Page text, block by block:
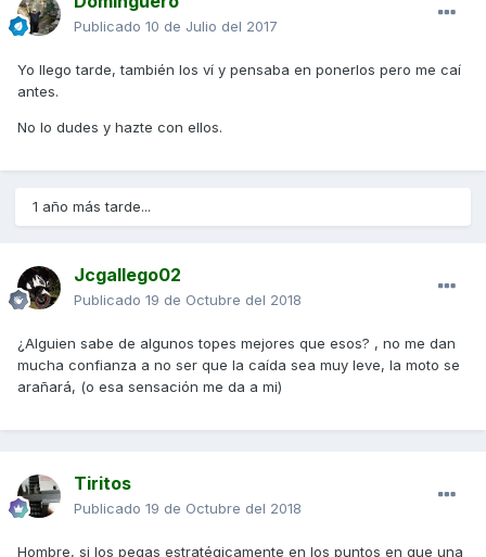
Publicado 10 de Julio del 2017
Yo llego tarde, también los ví y pensaba en ponerlos pero me caí
antes.
No lo dudes y hazte con ellos.
1 año más tarde...
Jcgallego02
Publicado 19 de Octubre del 2018
¿Alguien sabe de algunos topes mejores que esos? , no me dan
mucha confianza a no ser que la caída sea muy leve, la moto se
arañará, (o esa sensación me da a mi)
Tiritos
Publicado 19 de Octubre del 2018
Hombre, si los pegas estratégicamente en los puntos en que una